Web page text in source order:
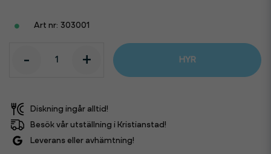
303001
- + HYR
Diskning ingår alltid!
Besök vår utställning i Kristianstad!
Leverans eller avhämtning!